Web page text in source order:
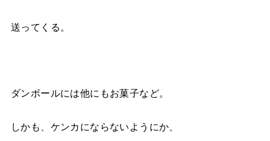
送ってくる。
ダンボールには他にもお菓子など。
しかも、ケンカにならないようにか、